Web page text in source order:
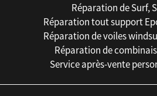
Réparation de Surf,
Réparation tout support
Réparation de voiles
Réparation de
Service après-vente